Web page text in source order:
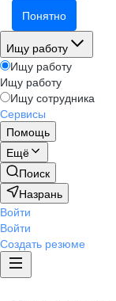
Понятно
Ищу работу
Ищу работу
Ищу работу
Ищу сотрудника
Сервисы
Помощь
Ещё
Поиск
Назрань
Войти
Войти
Создать резюме